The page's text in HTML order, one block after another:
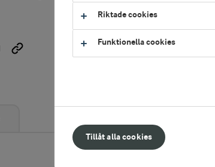
Fräs lök,
Tillåt alla cookies
Riktade cookies
Funktionella cookies